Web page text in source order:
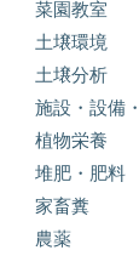
菜園教室
土壌環境
土壌分析
施設・設備
植物栄養
堆肥・肥料
家畜糞
農薬